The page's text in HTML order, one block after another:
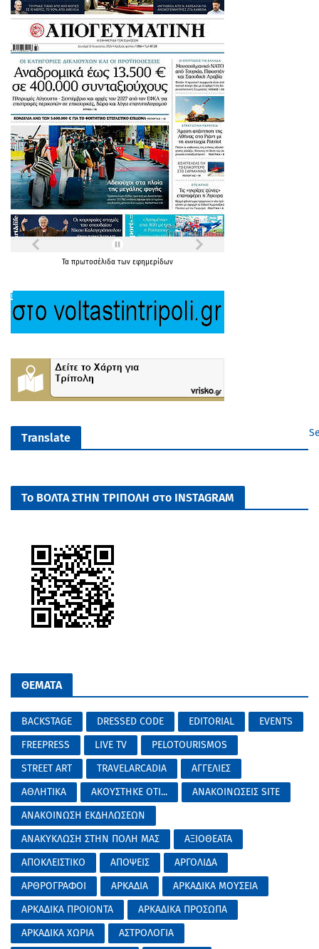
Τα πρωτοσέλιδα των εφημερίδων
Translate
Το ΒΟΛΤΑ ΣΤΗΝ ΤΡΙΠΟΛΗ στο INSTAGRAM
ΘΕΜΑΤΑ
BACKSTAGE DRESSED CODE EDITORIAL
EVENTS
FREEPRESS
LIVE TV
PELOTOURISMOS
STREET ART
TRAVELARCADIA
ΑΓΓΕΛΙΕΣ
ΑΘΛΗΤΙΚΑ
ΑΚΟΥΣΤΗΚΕ ΟΤΙ...
ΑΝΑΚΟΙΝΩΣΕΙΣ SITE
ΑΝΑΚΟΙΝΩΣΗ ΕΚΔΗΛΩΣΕΩΝ
ΑΝΑΚΥΚΛΩΣΗ ΣΤΗΝ ΠΟΛΗ ΜΑΣ
ΑΞΙΟΘΕΑΤΑ
ΑΠΟΚΛΕΙΣΤΙΚΟ
ΑΠΟΨΕΙΣ
ΑΡΓΟΛΙΔΑ
ΑΡΘΡΟΓΡΑΦΟΙ
ΑΡΚΑΔΙΑ
ΑΡΚΑΔΙΚΑ ΜΟΥΣΕΙΑ
ΑΡΚΑΔΙΚΑ ΠΡΟΙΟΝΤΑ
ΑΡΚΑΔΙΚΑ ΠΡΟΣΩΠΑ
ΑΡΚΑΔΙΚΑ ΧΩΡΙΑ
ΑΣΤΡΟΛΟΓΙΑ